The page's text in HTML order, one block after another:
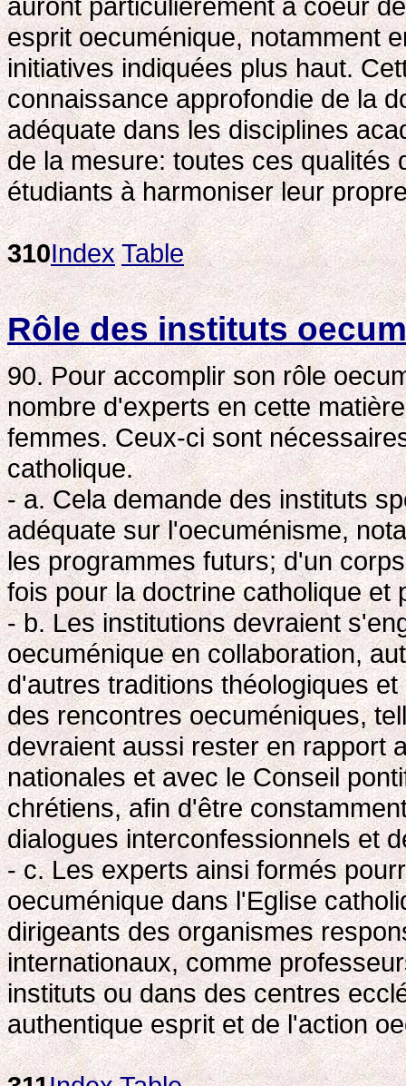
esprit oecuménique, notamment
initiatives indiquées plus haut.
connaissance approfondie de la
adéquate dans les disciplines
de la mesure: toutes ces qualités
étudiants à harmoniser leur
310Index Table
Rôle des instituts
90. Pour accomplir son rôle
nombre d'experts en cette
femmes. Ceux-ci sont
catholique.
- a. Cela demande des instituts
adéquate sur l'oecuménisme,
les programmes futurs; d'un
fois pour la doctrine catholique et
- b. Les institutions devraient
oecuménique en collaboration,
d'autres traditions théologiques
des rencontres oecuméniques,
devraient aussi rester en rapport
nationales et avec le Conseil
chrétiens, afin d'être
dialogues interconfessionnels et
- c. Les experts ainsi formés
oecuménique dans l'Eglise
dirigeants des organismes
internationaux, comme
instituts ou dans des centres
authentique esprit et de l'action